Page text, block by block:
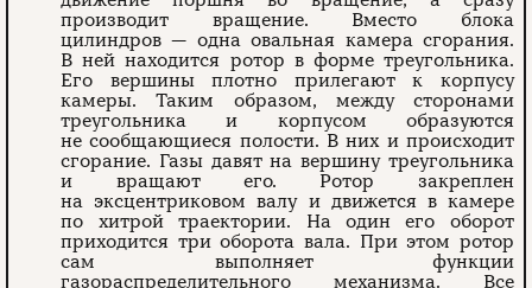
производит вращение. Вместо блока
цилиндров — одна овальная камера сгорания.
В ней находится ротор в форме треугольника.
Его вершины плотно прилегают к корпусу
камеры. Таким образом, между сторонами
треугольника и корпусом образуются
не сообщающиеся полости. В них и происходит
сгорание. Газы давят на вершину треугольника
и вращают его. Ротор закреплен
на эксцентриковом валу и движется в камере
по хитрой траектории. На один его оборот
приходится три оборота вала. При этом ротор
сам выполняет функции
газораспределительного механизма. Все